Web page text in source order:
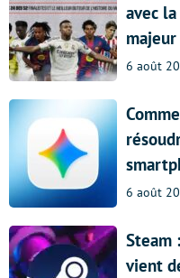
avec
majeur
6 août
6 août
Steam
vient